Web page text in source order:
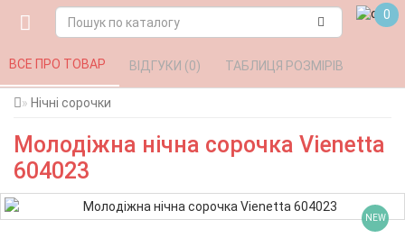
0
Нічні сорочки
Молодіжна нічна сорочка Vienetta
604023
ВСЕ ПРО ТОВАР ВІДГУКИ (0) ТАБЛИЦЯ РОЗМІРІВ
NEW